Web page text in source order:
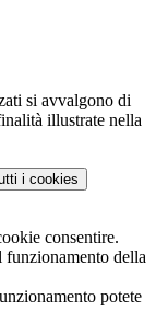
si avvalgono di
illustrate nella
i cookies
consentire.
funzionamento della
potete